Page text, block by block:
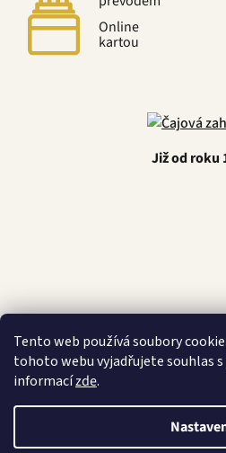
Tento web používá soubory
tohoto webu vyjadřujete souhlas s
informacízde.
Online
kartou
Již od roku
Latino
Vytvořil